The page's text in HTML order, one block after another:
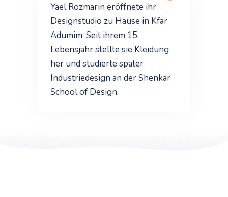
Yael Rozmarin eröffnete ihr
Designstudio zu Hause in Kfar
Adumim. Seit ihrem 15.
Lebensjahr stellte sie Kleidung
her und studierte später
Industriedesign an der Shenkar
School of Design.